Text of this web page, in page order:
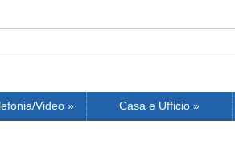
Video » Casa e Ufficio »